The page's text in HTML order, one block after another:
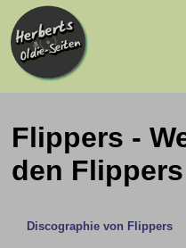
Flippers -
den
Discographie von Flippers